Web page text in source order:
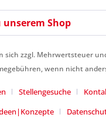
Felder sind
Shop
sich zzgl. Mehrwertsteuer
wenn nicht
Stellengesuche